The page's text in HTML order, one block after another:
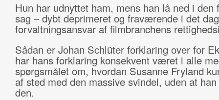
Hun har udnyttet ham, mens han lå ned i den
sag – dybt deprimeret og fraværende i det
forvaltningsansvar af filmbranchens
Sådan er Johan Schlüter forklaring over for
har hans forklaring konsekvent været i alle
spørgsmålet om, hvordan Susanne Fryland
af sted med den massive svindel, uden at
den.